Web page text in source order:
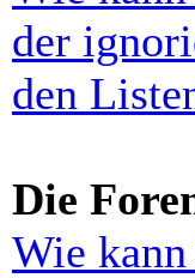
der
den
Die
Wie